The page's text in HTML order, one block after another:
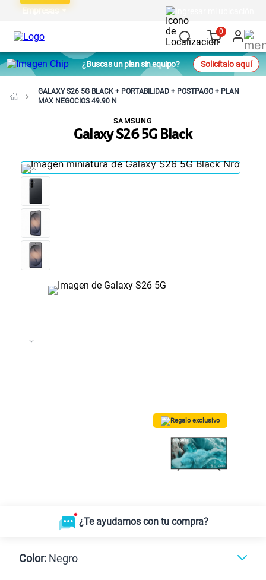
Empresas
0
¿Buscas un plan sin equipo? Solicítalo aquí
GALAXY S26 5G BLACK + PORTABILIDAD + POSTPAGO + PLAN
MAX NEGOCIOS 49.90 N
Galaxy S26 5G Black
SAMSUNG
Regalo exclusivo
¿Te ayudamos con tu compra?
Color: Negro